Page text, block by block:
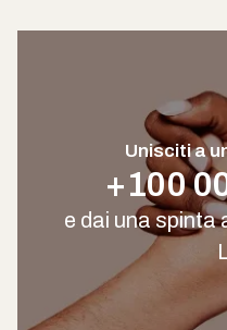
Unisciti a
+100
e dai una spinta